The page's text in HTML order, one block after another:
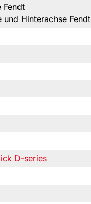
Fendt
und Hinterachse Fendt
D-series